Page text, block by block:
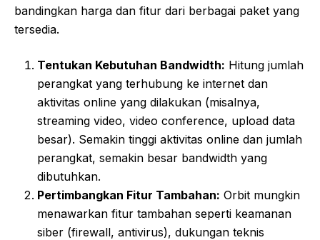
bandingkan harga dan fitur dari berbagai paket yang
tersedia.
Tentukan Kebutuhan Bandwidth: Hitung jumlah
perangkat yang terhubung ke internet dan
aktivitas online yang dilakukan (misalnya,
streaming video, video conference, upload data
besar). Semakin tinggi aktivitas online dan jumlah
perangkat, semakin besar bandwidth yang
dibutuhkan.
Pertimbangkan Fitur Tambahan: Orbit mungkin
menawarkan fitur tambahan seperti keamanan
siber (firewall, antivirus), dukungan teknis